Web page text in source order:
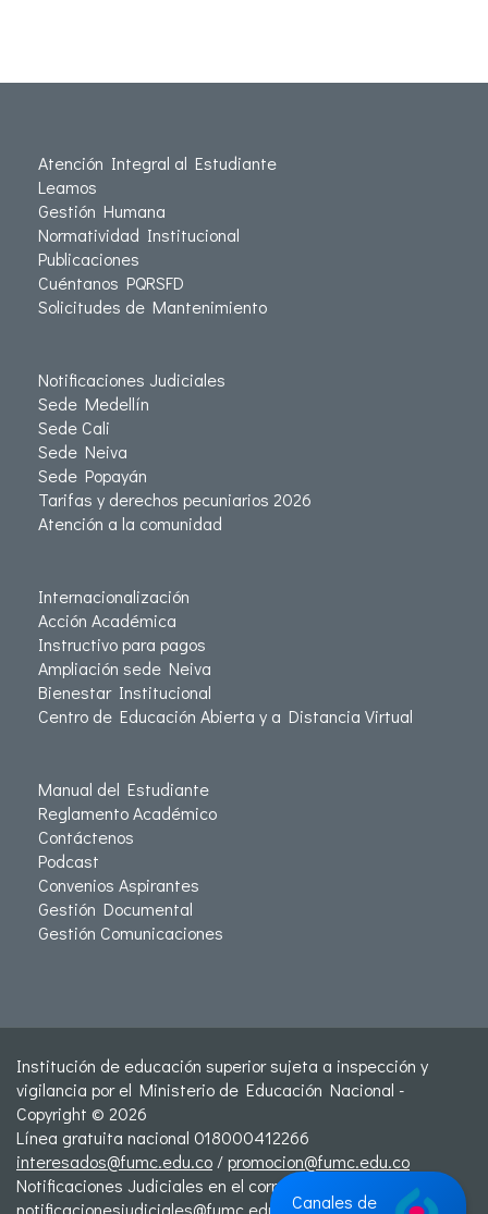
Atención Integral al Estudiante
Leamos
Gestión Humana
Normatividad Institucional
Publicaciones
Cuéntanos PQRSFD
Solicitudes de Mantenimiento
Notificaciones Judiciales
Sede Medellín
Sede Cali
Sede Neiva
Sede Popayán
Tarifas y derechos pecuniarios 2026
Atención a la comunidad
Internacionalización
Acción Académica
Instructivo para pagos
Ampliación sede Neiva
Bienestar Institucional
Centro de Educación Abierta y a Distancia Virtual
Manual del Estudiante
Reglamento Académico
Contáctenos
Podcast
Convenios Aspirantes
Gestión Documental
Gestión Comunicaciones
Institución de educación superior sujeta a inspección y
vigilancia por el Ministerio de Educación Nacional -
Copyright © 2026
Línea gratuita nacional 018000412266
interesados@fumc.edu.co /promocion@fumc.edu.co
Notificaciones Judiciales en el correo:
notificacionesjudiciales@fumc.edu.coCanales de